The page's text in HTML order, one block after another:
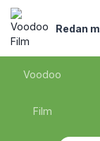
Redan
Voodoo
Film